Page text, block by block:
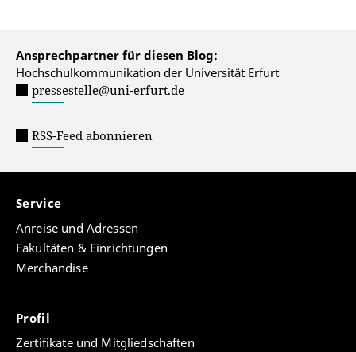
Ansprechpartner für diesen Blog:
Hochschulkommunikation der Universität Erfurt
pressestelle@uni-erfurt.de
RSS-Feed abonnieren
Service
Anreise und Adressen
Fakultäten & Einrichtungen
Merchandise
Profil
Zertifikate und Mitgliedschaften